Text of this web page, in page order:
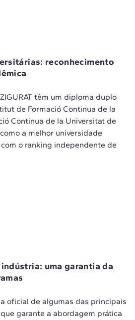
reconhecimento
têm um diploma duplo
de Formació Continua de la
Continua de la Universitat de
a melhor universidade
o ranking independente de
uma garantia da
oficial de algumas das principais
garante a abordagem prática